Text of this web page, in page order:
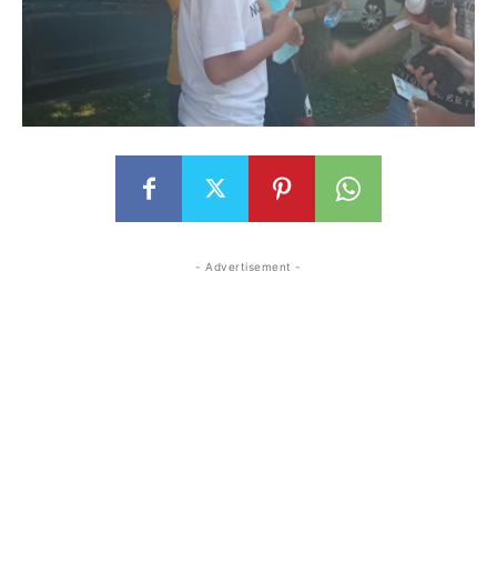
- Advertisement -